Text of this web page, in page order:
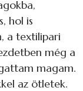
hol is
a textilipari
még a
magam.
az ötletek.